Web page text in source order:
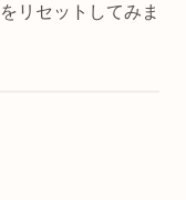
リセットしてみま